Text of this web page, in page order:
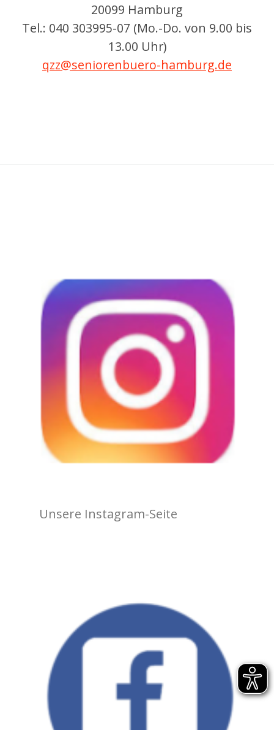
20099 Hamburg
Tel.: 040 303995-07 (Mo.-Do. von 9.00 bis
13.00 Uhr)
qzz@seniorenbuero-hamburg.de
Unsere Instagram-Seite